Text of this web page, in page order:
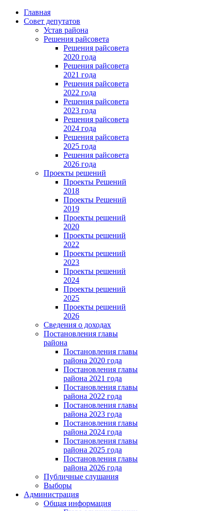
Главная
Совет депутатов
Устав района
Решения райсовета
Решения райсовета
2020 года
Решения райсовета
2021 года
Решения райсовета
2022 года
Решения райсовета
2023 года
Решения райсовета
2024 года
Решения райсовета
2025 года
Решения райсовета
2026 года
Проекты решений
Проекты Решений
2018
Проекты Решений
2019
Проекты решений
2020
Проекты решений
2022
Проекты решений
2023
Проекты решений
2024
Проекты решений
2025
Проекты решений
2026
Сведения о доходах
Постановления главы
района
Постановления главы
района 2020 года
Постановления главы
района 2021 года
Постановления главы
района 2022 года
Постановления главы
района 2023 года
Постановления главы
района 2024 года
Постановления главы
района 2025 года
Постановления главы
района 2026 года
Публичные слушания
Выборы
Администрация
Общая информация